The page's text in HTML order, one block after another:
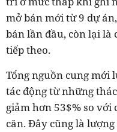
mở bán mới từ 9 dự
bán lần đầu, còn lại là
tiếp theo.
Tổng nguồn cung mới
tác động từ những
giảm hơn 53$% so với
căn. Đây cũng là